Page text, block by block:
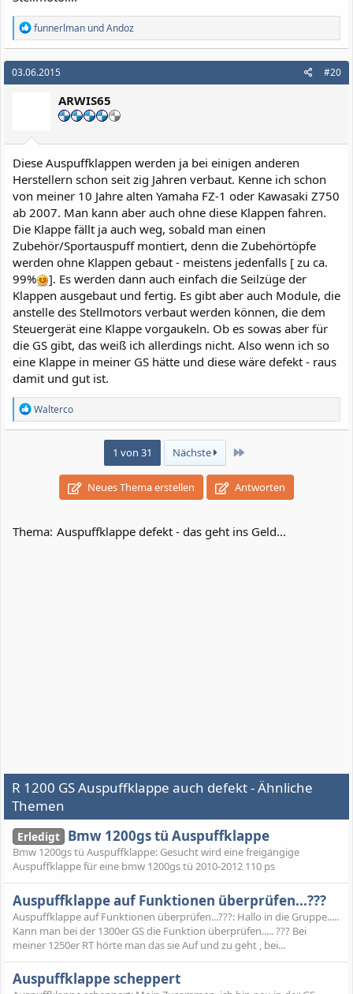
R
e
a
k
t
n
funnerlman undAndoz
03.06.2015 #20
ARWIS65
Diese Auspuffklappen werden ja bei einigen anderen
Herstellern schon seit zig Jahren verbaut. Kenne ich schon
von meiner 10 Jahre alten Yamaha FZ-1 oder Kawasaki Z750
ab 2007. Man kann aber auch ohne diese Klappen fahren.
Die Klappe fällt ja auch weg, sobald man einen
Zubehör/Sportauspuff montiert, denn die Zubehörtöpfe
werden ohne Klappen gebaut - meistens jedenfalls [ zu ca.
99%
]. Es werden dann auch einfach die Seilzüge der
Klappen ausgebaut und fertig. Es gibt aber auch Module, die
anstelle des Stellmotors verbaut werden können, die dem
Steuergerät eine Klappe vorgaukeln. Ob es sowas aber für
die GS gibt, das weiß ich allerdings nicht. Also wenn ich so
eine Klappe in meiner GS hätte und diese wäre defekt - raus
damit und gut ist.
R
e
a
:
Walterco
1 von 31 Nächste Letzte
Neues Thema erstellen Antworten
Thema: Auspuffklappe defekt - das geht ins Geld...
R 1200 GS Auspuffklappe auch defekt - Ähnliche
Themen
Erledigt Bmw 1200gs tü Auspuffklappe
Bmw 1200gs tü Auspuffklappe: Gesucht wird eine freigängige
Auspuffklappe für eine bmw 1200gs tü 2010-2012 110 ps
Auspuffklappe auf Funktionen überprüfen...???
Auspuffklappe auf Funktionen überprüfen...???: Hallo in die Gruppe.....
Kann man bei der 1300er GS die Funktion überprüfen..... ??? Bei
meiner 1250er RT hörte man das sie Auf und zu geht , bei...
Auspuffklappe scheppert